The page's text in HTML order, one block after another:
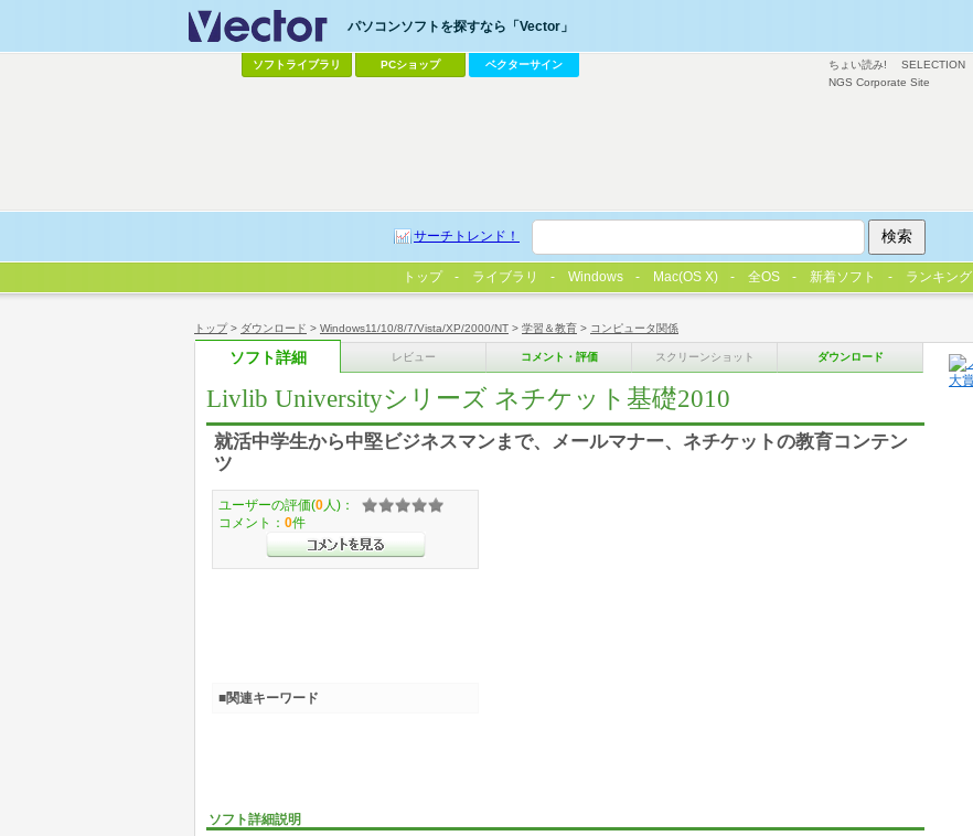
トップ> ダウンロード > Windows11/10/8/7/Vista/XP/2000/NT > 学習＆教育 > コンピュータ関係
ソフト詳細 レビュー コメント・評価 スクリーンショット ダウンロード
Livlib Universityシリーズ ネチケット基礎2010
就活中学生から中堅ビジネスマンまで、メールマナー、ネチケットの教育コンテン
ツ
ソフト詳細説明
ユーザーの評価(0 人)：
コメント： 0件
■関連キーワード
ちょい読み! SELECTION
NGS Corporate Site
パソコンソフトを探すなら「Vector」
ソフトライブラリ PCショップ ベクターサイン
サーチトレンド！
トップ ライブラリ Windows Mac(OS X) 全OS 新着ソフト ランキング